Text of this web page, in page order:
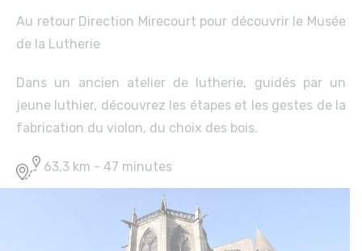
Au retour Direction Mirecourt pour découvrir le Musée
de la Lutherie
Dans un ancien atelier de lutherie, guidés par un
jeune luthier, découvrez les étapes et les gestes de la
fabrication du violon, du choix des bois.
63,3 km - 47 minutes